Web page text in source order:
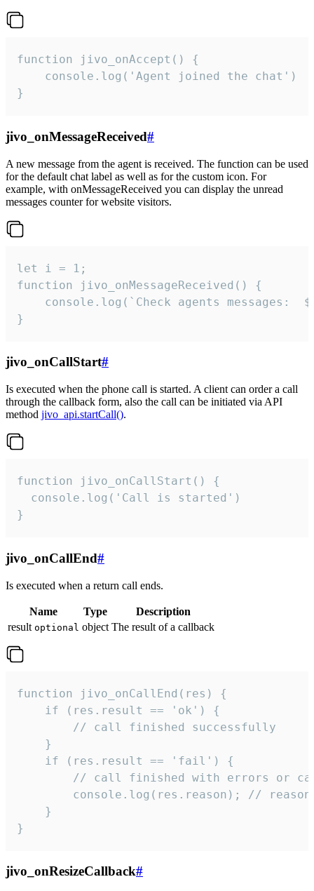
function jivo_onAccept() {
}
jivo_onMessageReceived#
A new message from the agent is received. The function can be used
for the default chat label as well as for the custom icon. For
example, with onMessageReceived you can display the unread
messages counter for website visitors.
let i = 1;
function jivo_onMessageReceived() {
}
jivo_onCallStart#
Is executed when the phone call is started. A client can order a call
through the callback form, also the call can be initiated via API
method jivo_api.startCall().
function jivo_onCallStart() {
  console.log('Call is started')
}
jivo_onCallEnd#
Is executed when a return call ends.
Name Type
Description
result optional object The result of a callback
function jivo_onCallEnd(res) {
    if (res.result == 'ok') {
        // call finished successfully
    }
    if (res.result == 'fail') {
// call finished with errors or
console.log(res.reason); //
    }
}
jivo_onResizeCallback#